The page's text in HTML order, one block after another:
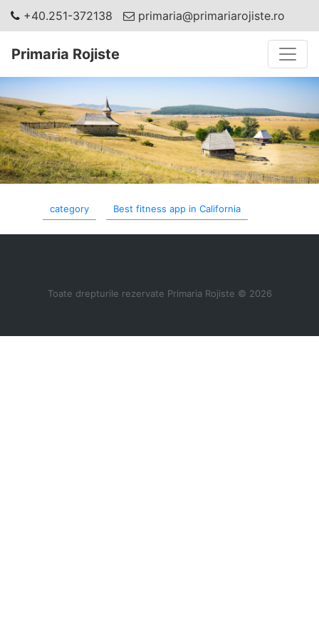
+40.251-372138 primaria@primariarojiste.ro
Primaria Rojiste
category Best fitness app in California
Toate drepturile rezervate Primaria Rojiste © 2026